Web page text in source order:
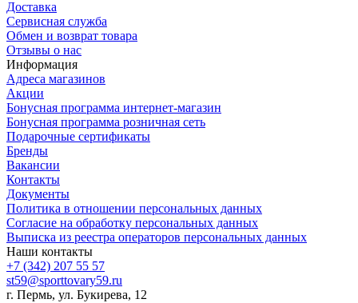
Доставка
Сервисная служба
Обмен и возврат товара
Отзывы о нас
Информация
Адреса магазинов
Акции
Бонусная программа интернет-магазин
Бонусная программа розничная сеть
Подарочные сертификаты
Бренды
Вакансии
Контакты
Документы
Политика в отношении персональных данных
Согласие на обработку персональных данных
Выписка из реестра операторов персональных данных
Наши контакты
+7 (342) 207 55 57
st59@sporttovary59.ru
г. Пермь, ул. Букирева, 12